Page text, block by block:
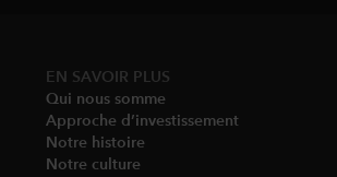
EN SAVOIR PLUS
Qui nous somme​
Approche d’investissement
Notre histoire​
Notre culture